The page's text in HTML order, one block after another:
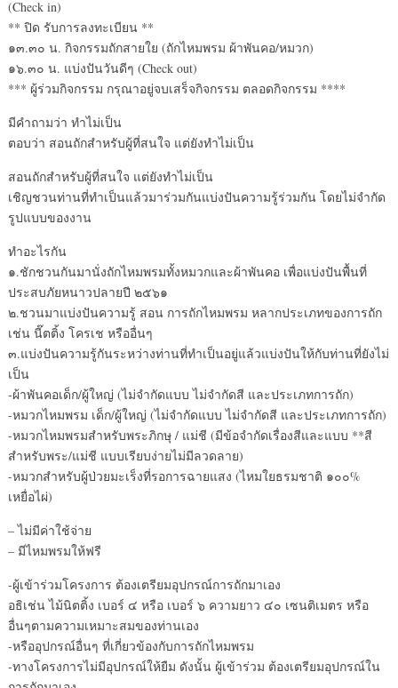
(Check in)
** ปิด รับการลงทะเบียน **
๑๓.๓๐ น. กิจกรรมถักสายใย (ถักไหมพรม ผ้าพันคอ/หมวก)
๑๖.๓๐ น. แบ่งปันวันดีๆ (Check out)
*** ผู้ร่วมกิจกรรม กรุณาอยู่จบเสร็จกิจกรรม ตลอดกิจกรรม ****
มีคำถามว่า ทำไม่เป็น
ตอบว่า สอนถักสำหรับผู้ที่สนใจ แต่ยังทำไม่เป็น
สอนถักสำหรับผู้ที่สนใจ แต่ยังทำไม่เป็น
เชิญชวนท่านที่ทำเป็นแล้วมาร่วมกันแบ่งปันความรู้ร่วมกัน โดยไม่จำกัด
รูปแบบของงาน
ทำอะไรกัน
๑.ชักชวนกันมานั่งถักไหมพรมทั้งหมวกและผ้าพันคอ เพื่อแบ่งปันพื้นที่
ประสบภัยหนาวปลายปี ๒๕๖๑
๒.ชวนมาแบ่งปันความรู้ สอน การถักไหมพรม หลากประเภทของการถัก
เช่น นี๊ตติ้ง โครเช หรืออื่นๆ
๓.แบ่งปันความรู้กันระหว่างท่านที่ทำเป็นอยู่แล้วแบ่งปันให้กับท่านที่ยังไม่
เป็น
-ผ้าพันคอเด็ก/ผู้ใหญ่ (ไม่จำกัดแบบ ไม่จำกัดสี และประเภทการถัก)
-หมวกไหมพรม เด็ก/ผู้ใหญ่ (ไม่จำกัดแบบ ไม่จำกัดสี และประเภทการถัก)
-หมวกไหมพรมสำหรับพระภิกษุ / แม่ชี (มีข้อจำกัดเรื่องสีและแบบ **สี
สำหรับพระ/แม่ชี แบบเรียบง่ายไม่มีลวดลาย)
-หมวกสำหรับผู้ป่วยมะเร็งที่รอการฉายแสง (ไหมใยธรมชาติ ๑๐๐%
เหยื่อไผ่)
– ไม่มีค่าใช้จ่าย
– มีไหมพรมให้ฟรี
-ผู้เข้าร่วมโครงการ ต้องเตรียมอุปกรณ์การถักมาเอง
อธิเช่น ไม้นิตติ้ง เบอร์ ๔ หรือ เบอร์ ๖ ความยาว ๔๐ เซนติเมตร หรือ
อื่นๆตามความเหมาะสมของท่านเอง
-หรืออุปกรณ์อื่นๆ ที่เกี่ยวข้องกับการถักไหมพรม
-ทางโครงการไม่มีอุปกรณ์ให้ยืม ดังนั้น ผู้เข้าร่วม ต้องเตรียมอุปกรณ์ใน